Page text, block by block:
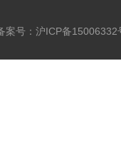
号： 沪ICP备15006332